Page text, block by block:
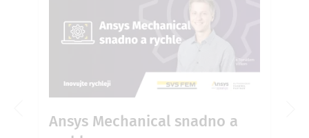
Ansys Mechanical snadno a